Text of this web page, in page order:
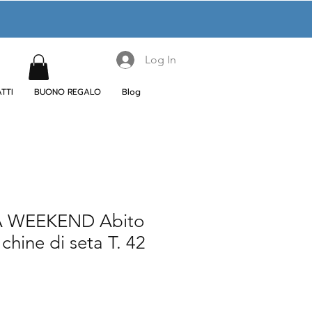
Log In
BUONO REGALO Blog
WEEKEND Abito
di seta T. 42